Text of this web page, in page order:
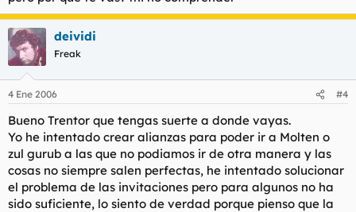
deividi
Freak
4 Ene 2006 #4
Bueno Trentor que tengas suerte a donde vayas.
Yo he intentado crear alianzas para poder ir a Molten o
zul gurub a las que no podiamos ir de otra manera y las
cosas no siempre salen perfectas, he intentado solucionar
el problema de las invitaciones pero para algunos no ha
sido suficiente, lo siento de verdad porque pienso que la